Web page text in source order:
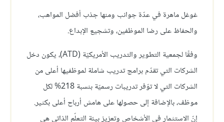
غوغل ماهرة في عدّة جوانب ومنها جذب أفضل المواهب،
والحفاظ على رضا الموظفين، وتشجيع الإبداع.
وفقًا لجمعية التطوير والتدريب الأمريكيّة (ATD)، يكون دخل
الشركات التي تقدّم برامج تدريب شاملة لموظفيها أعلى من
الشركات التي لا توّفر تدريبات رسميّة بنسبة 218% لكل
موظف، بالإضافة إلى حصولها على هامش أرباح أعلى بكثير.
إنّ الاستثمار في الأشخاص وتعزيز بيئة التعلّم الذاتي هي